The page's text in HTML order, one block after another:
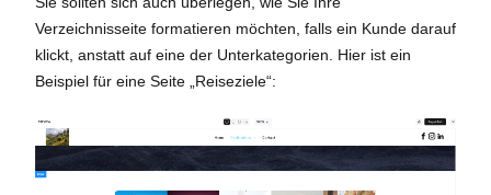
Verzeichnisseite formatieren möchten, falls ein Kunde darauf
klickt, anstatt auf eine der Unterkategorien. Hier ist ein
Beispiel für eine Seite „Reiseziele“: